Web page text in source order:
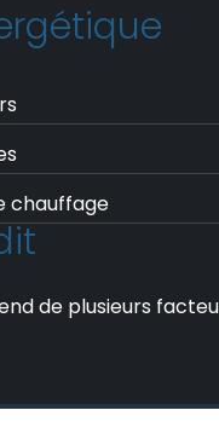
chauffage
de plusieurs